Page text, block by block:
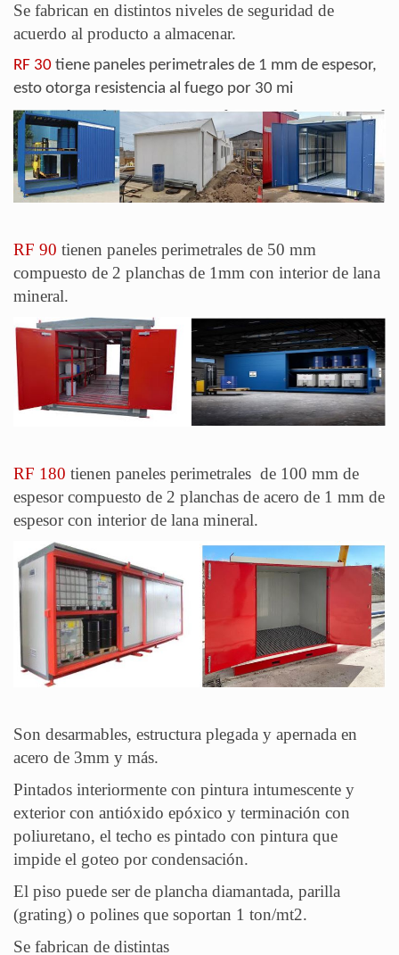
Se fabrican en distintos niveles de seguridad de
acuerdo al producto a almacenar.
RF 30 tiene paneles perimetrales de 1 mm de espesor,
esto otorga resistencia al fuego por 30 mi
RF 90 tienen paneles perimetrales de 50 mm
compuesto de 2 planchas de 1mm con interior de lana
mineral.
RF 180 tienen paneles perimetrales de 100 mm de
espesor compuesto de 2 planchas de acero de 1 mm de
espesor con interior de lana mineral.
Son desarmables, estructura plegada y apernada en
acero de 3mm y más.
Pintados interiormente con pintura intumescente y
exterior con antióxido epóxico y terminación con
poliuretano, el techo es pintado con pintura que
impide el goteo por condensación.
El piso puede ser de plancha diamantada, parilla
(grating) o polines que soportan 1 ton/mt2.
Se fabrican de distintas